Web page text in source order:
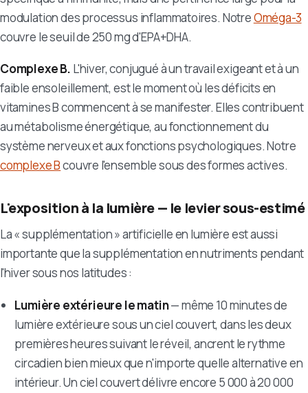
modulation des processus inflammatoires. NotreOméga-3
couvre le seuil de 250 mg d'EPA+DHA.
Complexe B. L'hiver, conjugué à un travail exigeant et à un
faible ensoleillement, est le moment où les déficits en
vitamines B commencent à se manifester. Elles contribuent
au métabolisme énergétique, au fonctionnement du
système nerveux et aux fonctions psychologiques. Notre
complexe Bcouvre l'ensemble sous des formes actives.
L'exposition à la lumière — le levier sous-estimé
La « supplémentation » artificielle en lumière est aussi
importante que la supplémentation en nutriments pendant
l'hiver sous nos latitudes :
Lumière extérieure le matin— même 10 minutes de
lumière extérieure sous un ciel couvert, dans les deux
premières heures suivant le réveil, ancrent le rythme
circadien bien mieux que n'importe quelle alternative en
intérieur. Un ciel couvert délivre encore 5 000 à 20 000